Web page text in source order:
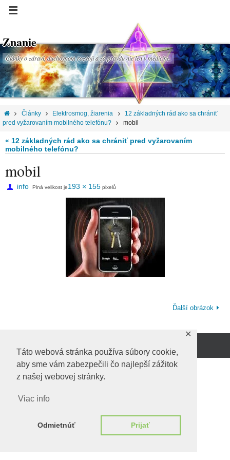
Táto webová stránka používa súbory cookie,
aby sme vám zabezpečili čo najlepší zážitok
z našej webovej stránky.
Viac info
Odmietnúť Prijať
✕
Znanie
Články o zdraví, duchovnom rozvoji a za pravdu nie len v medicíne.
Články Elektrosmog, žiarenia
12 základných rád ako sa chrániť
pred vyžarovaním mobilného telefónu?
mobil
« 12 základných rád ako sa chrániť pred vyžarovaním
mobilného telefónu?
mobil
info Plná velikost je193 × 155 pixelů
Ďalší obrázok
Beží naWordPress.